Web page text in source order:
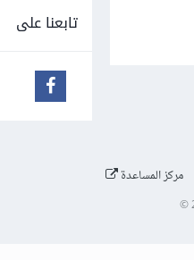
تابعنا على
مركز المساعدة
©